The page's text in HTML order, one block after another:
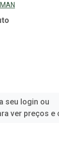
seu login ou
ver preços e